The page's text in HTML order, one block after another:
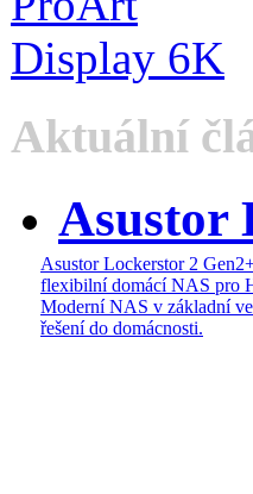
Aktuální
Asustor
Asustor Lockerstor 2
flexibilní domácí NAS pro
Moderní NAS v základní
řešení do domácnosti.